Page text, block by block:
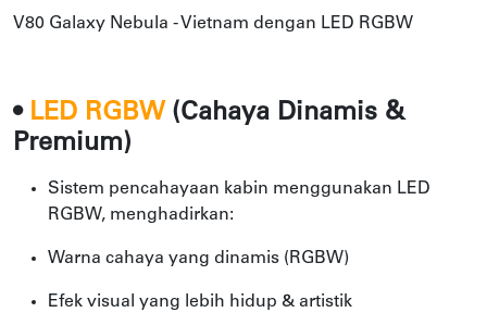
V80 Galaxy Nebula - Vietnam dengan LED RGBW
• LED RGBW (Cahaya Dinamis &
Premium)
Sistem pencahayaan kabin menggunakan LED
RGBW, menghadirkan:
Warna cahaya yang dinamis (RGBW)
Efek visual yang lebih hidup & artistik